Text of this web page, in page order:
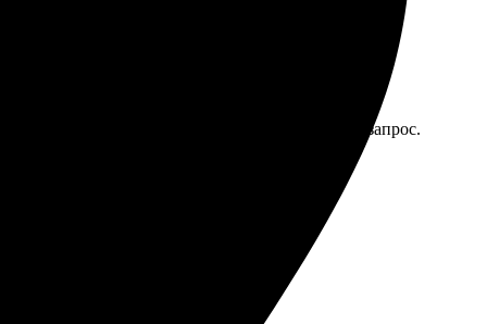
Работники компании быстро отреагировали на запрос.